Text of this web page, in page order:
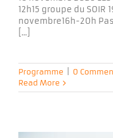
12h15 groupe du SOIR
novembre16h-20h
[...]
Programme
0
Read More